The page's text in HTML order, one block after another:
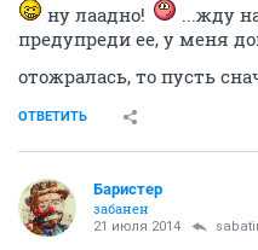
ну лаадно! ...жду
предупреди ее, у меня
отожралась, то пусть
ОТВЕТИТЬ
Баристер
забанен
21 июля 2014